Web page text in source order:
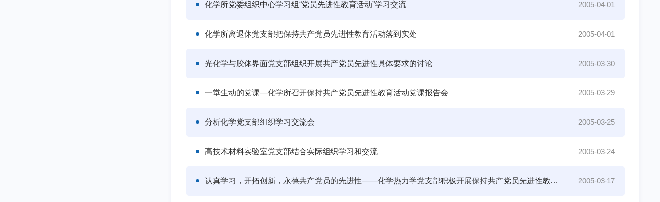
化学所党委组织中心学习组“党员先进性教育活动”学习交流 2005-04-01
化学所离退休党支部把保持共产党员先进性教育活动落到实处 2005-04-01
光化学与胶体界面党支部组织开展共产党员先进性具体要求的讨论 2005-03-30
一堂生动的党课―化学所召开保持共产党员先进性教育活动党课报告会 2005-03-29
分析化学党支部组织学习交流会 2005-03-25
高技术材料实验室党支部结合实际组织学习和交流 2005-03-24
认真学习，开拓创新，永葆共产党员的先进性——化学热力学党支部积极开展保持共产党员先进性教育活动 2005-03-17